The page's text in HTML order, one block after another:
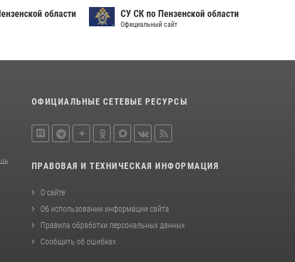
области СУ СК по Пензенской области
Официальный сайт
ОФИЦИАЛЬНЫЕ СЕТЕВЫЕ РЕСУРСЫ
ПРАВОВАЯ И ТЕХНИЧЕСКАЯ ИНФОРМАЦИЯ
О сайте
Об использовании информации сайта
Правила обработки персональных данных
Сообщить об ошибках